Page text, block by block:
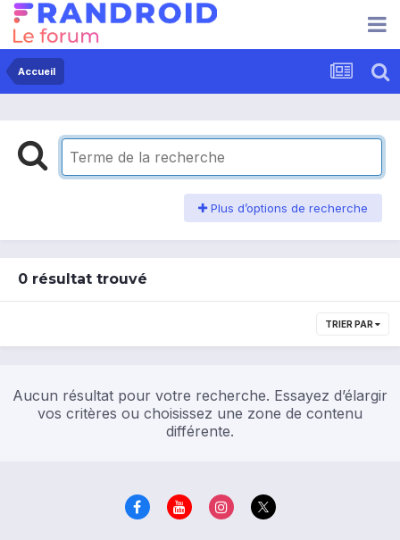
Accueil
Plus d’options de recherche
0 résultat trouvé
TRIER PAR
Aucun résultat pour votre recherche. Essayez d’élargir
vos critères ou choisissez une zone de contenu
différente.